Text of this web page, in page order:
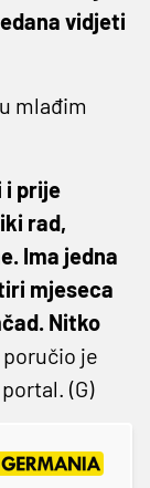
vidjeti
mlađim
i prije
rad,
Ima jedna
mjeseca
Nitko
poručio je
(G)